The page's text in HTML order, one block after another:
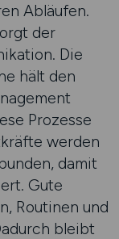
Abläufen.
der
Die
hält den
Prozesse
werden
damit
Gute
Routinen und
bleibt